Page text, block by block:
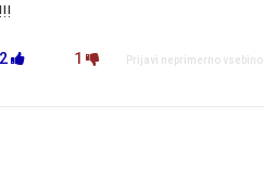
2 1 Prijavi neprimerno vsebino